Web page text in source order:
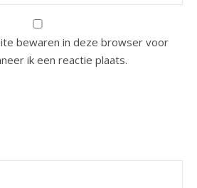
bewaren in deze browser voor
ik een reactie plaats.